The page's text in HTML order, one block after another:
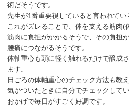
術だそうです。
先生が1番重要視していると言われてい
これがズレることで、体を支える筋肉(
筋肉に負担がかかるそうで、その負担
腰痛につながるそうです。
体軸重心も頭に軽く触れるだけで醸成
ます。
日ごろの体軸重心のチェック方法も教
気がついたときに自分でチェックしてい
おかげで毎日がすごく好調です。